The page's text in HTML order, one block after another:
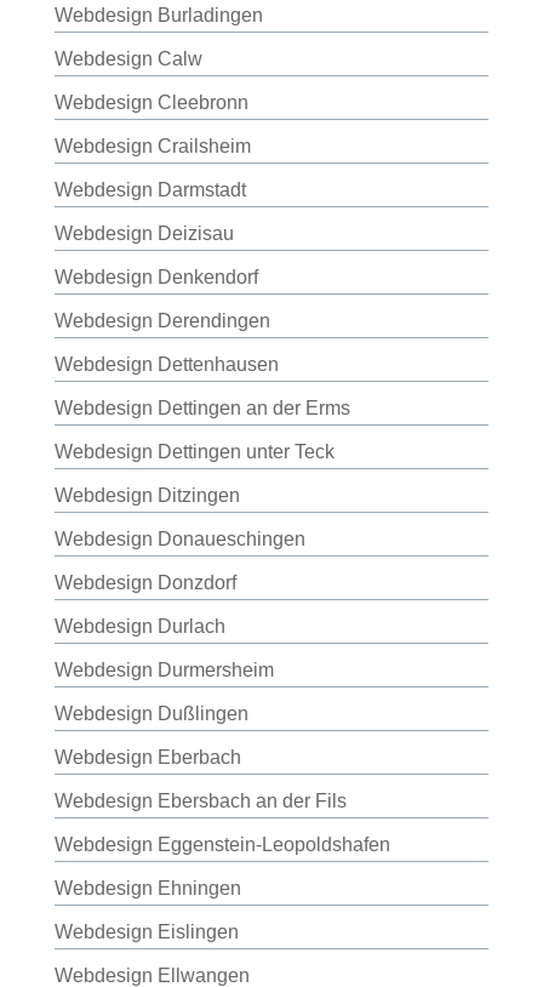
Webdesign Burladingen
Webdesign Calw
Webdesign Cleebronn
Webdesign Crailsheim
Webdesign Darmstadt
Webdesign Deizisau
Webdesign Denkendorf
Webdesign Derendingen
Webdesign Dettenhausen
Webdesign Dettingen an der Erms
Webdesign Dettingen unter Teck
Webdesign Ditzingen
Webdesign Donaueschingen
Webdesign Donzdorf
Webdesign Durlach
Webdesign Durmersheim
Webdesign Dußlingen
Webdesign Eberbach
Webdesign Ebersbach an der Fils
Webdesign Eggenstein-Leopoldshafen
Webdesign Ehningen
Webdesign Eislingen
Webdesign Ellwangen